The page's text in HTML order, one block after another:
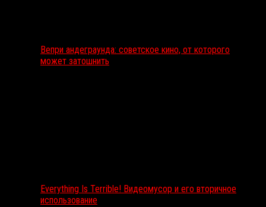
Вепри андеграунда: советское кино, от которого
может затошнить
Everything Is Terrible! Видеомусор и его вторичное
использование